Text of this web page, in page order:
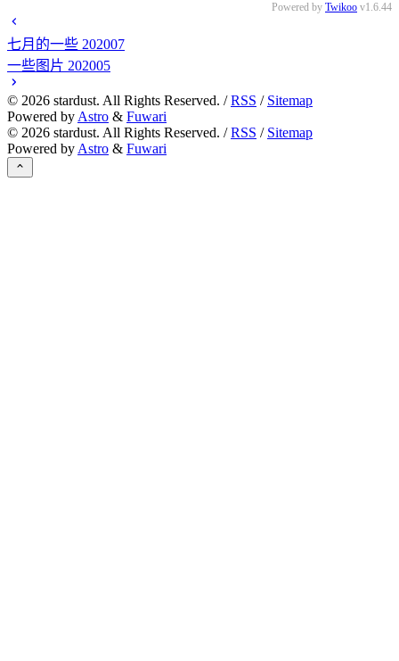
Powered by Twikoo v1.6.44
七月的一些 202007
一些图片 202005
© 2026 stardust. All Rights Reserved. /RSS / Sitemap
Powered by Astro & Fuwari
© 2026 stardust. All Rights Reserved. /RSS / Sitemap
Powered by Astro & Fuwari